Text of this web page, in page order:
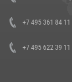
+7 495 361 84 11
+7 495 622 39 11